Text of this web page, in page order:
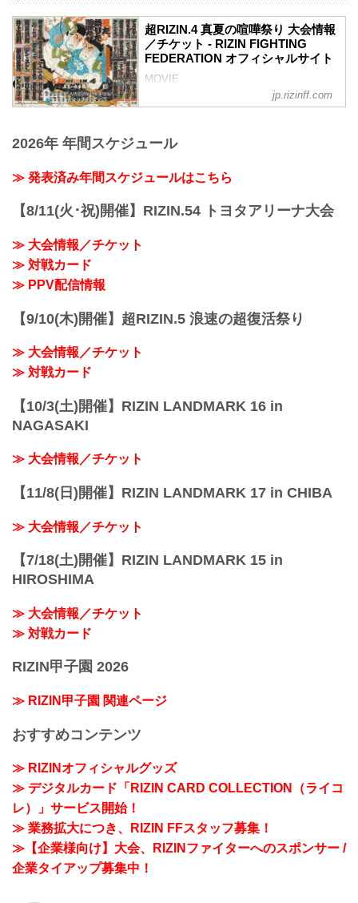
超RIZIN.4 真夏の喧嘩祭り 大会情報
／チケット - RIZIN FIGHTING
FEDERATION オフィシャルサイト
MOVIE
youtu.be
youtu.be
開催日時
2025年7月27日（日）11:00開場／13:00開
※喧嘩三番勝負は11:30開始予定
さいたまスーパーアリーナ
jp.rizinff.com
2026年 年間スケジュール
≫ 発表済み年間スケジュールはこちら
【8/11(火･祝)開催】RIZIN.54 トヨタアリーナ大会
≫ 大会情報／チケット
≫ 対戦カード
≫ PPV配信情報
【9/10(木)開催】超RIZIN.5 浪速の超復活祭り
≫ 大会情報／チケット
≫ 対戦カード
【10/3(土)開催】RIZIN LANDMARK 16 in
NAGASAKI
≫ 大会情報／チケット
【11/8(日)開催】RIZIN LANDMARK 17 in CHIBA
≫ 大会情報／チケット
【7/18(土)開催】RIZIN LANDMARK 15 in
HIROSHIMA
≫ 大会情報／チケット
≫ 対戦カード
RIZIN甲子園 2026
≫ RIZIN甲子園 関連ページ
おすすめコンテンツ
≫ RIZINオフィシャルグッズ
≫ デジタルカード「RIZIN CARD COLLECTION（ライコ
レ）」サービス開始！
≫ 業務拡大につき、RIZIN FFスタッフ募集！
≫【企業様向け】大会、RIZINファイターへのスポンサー /
企業タイアップ募集中！